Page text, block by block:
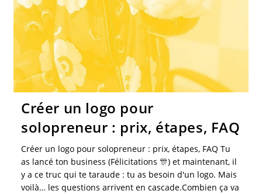
Créer un logo pour
solopreneur : prix, étapes, FAQ
Créer un logo pour solopreneur : prix, étapes, FAQ Tu
as lancé ton business (Félicitations 🎊) et maintenant, il
y a ce truc qui te taraude : tu as besoin d'un logo. Mais
voilà… les questions arrivent en cascade.Combien ça va